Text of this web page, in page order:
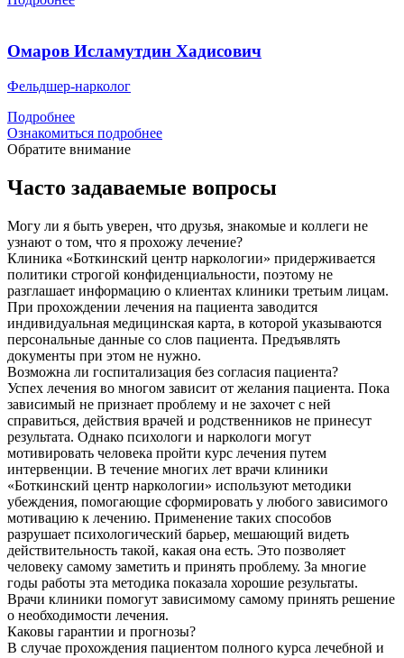
Омаров Исламутдин Хадисович
Фельдшер-нарколог
Подробнее
Ознакомиться подробнее
Обратите внимание
Часто задаваемые вопросы
Могу ли я быть уверен, что друзья, знакомые и коллеги не
узнают о том, что я прохожу лечение?
Клиника «Боткинский центр наркологии» придерживается
политики строгой конфиденциальности, поэтому не
разглашает информацию о клиентах клиники третьим лицам.
При прохождении лечения на пациента заводится
индивидуальная медицинская карта, в которой указываются
персональные данные со слов пациента. Предъявлять
документы при этом не нужно.
Возможна ли госпитализация без согласия пациента?
Успех лечения во многом зависит от желания пациента. Пока
зависимый не признает проблему и не захочет с ней
справиться, действия врачей и родственников не принесут
результата. Однако психологи и наркологи могут
мотивировать человека пройти курс лечения путем
интервенции. В течение многих лет врачи клиники
«Боткинский центр наркологии» используют методики
убеждения, помогающие сформировать у любого зависимого
мотивацию к лечению. Применение таких способов
разрушает психологический барьер, мешающий видеть
действительность такой, какая она есть. Это позволяет
человеку самому заметить и принять проблему. За многие
годы работы эта методика показала хорошие результаты.
Врачи клиники помогут зависимому самому принять решение
о необходимости лечения.
Каковы гарантии и прогнозы?
В случае прохождения пациентом полного курса лечебной и